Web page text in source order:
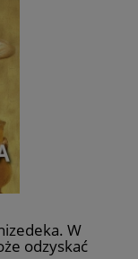
W
odzyskać